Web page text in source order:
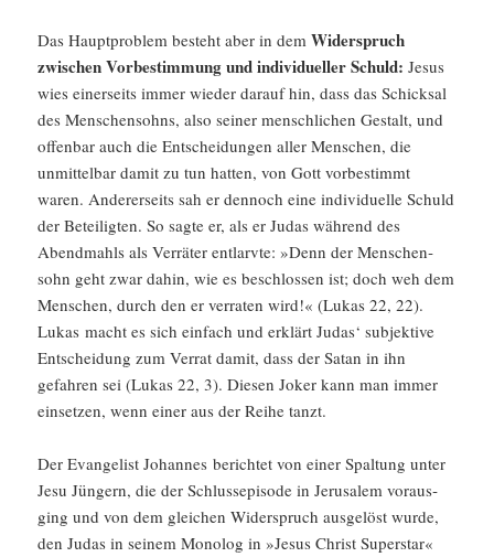
Das Haupt­pro­blem besteht aber in demWider­spruch
zwischen Vorbe­stim­mung und indivi­du­eller Schuld: Jesus
wies einer­seits immer wieder darauf hin, dass das Schicksal
des Menschen­sohns, also seiner mensch­li­chen Gestalt, und
offenbar auch die Entschei­dungen aller Menschen, die
unmit­telbar damit zu tun hatten, von Gott vorbe­stimmt
waren. Anderer­seits sah er dennoch eine indivi­du­elle Schuld
der Betei­ligten. So sagte er, als er Judas während des
Abend­mahls als Verräter entlarvte: »Denn der Menschen­
sohn geht zwar dahin, wie es beschlossen ist; doch weh dem
Menschen, durch den er verraten wird!« (Lukas 22, 22).
Lukas macht es sich einfach und erklärt Judas‘ subjek­tive
Entschei­dung zum Verrat damit, dass der Satan in ihn
gefahren sei (Lukas 22, 3). Diesen Joker kann man immer
einsetzen, wenn einer aus der Reihe tanzt.
Der Evange­list Johannes berichtet von einer Spaltung unter
Jesu Jüngern, die der Schluss­epi­sode in Jerusalem voraus­
ging und von dem gleichen Wider­spruch ausge­löst wurde,
den Judas in seinem Monolog in »Jesus Christ Super­star«